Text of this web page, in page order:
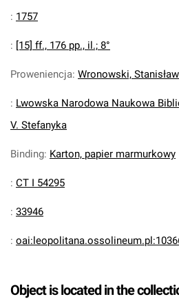
: 1757
: [15] ff., 176 pp., il.; 8°
Proweniencja: Wronowski,
: Lwowska Narodowa Naukowa
V. Stefanyka
Binding: Karton, papier marmurkowy
: CT I 54295
: 33946
:
Object is located in the